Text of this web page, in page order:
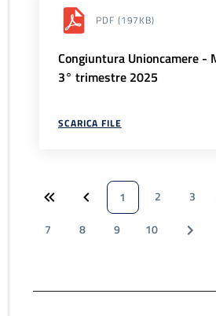
PDF (197KB)
Congiuntura Unioncamere -
3° trimestre 2025
SCARICA FILE
1 2 3
7
8 9 10